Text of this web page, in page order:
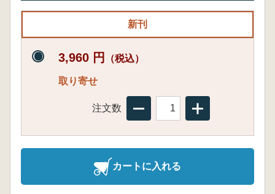
新刊
3,960 円 （税込）
取り寄せ
注文数
カートに入れる